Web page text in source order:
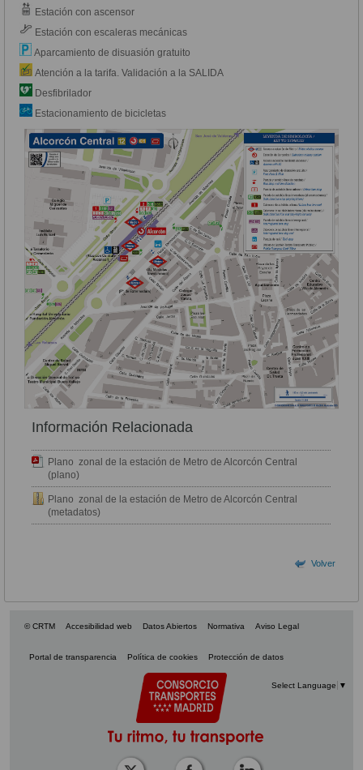
Estación con ascensor
Estación con escaleras mecánicas
Aparcamiento de disuasión gratuito
Atención a la tarifa. Validación a la SALIDA
Desfibrilador
Estacionamiento de bicicletas
Información Relacionada
Plano zonal de la estación de Metro de Alcorcón Central
(plano)
Plano zonal de la estación de Metro de Alcorcón Central
(metadatos)
Volver
© CRTM Accesibilidad web Datos Abiertos Normativa Aviso Legal
Portal de transparencia Política de cookies Protección de datos
Select Language ▼